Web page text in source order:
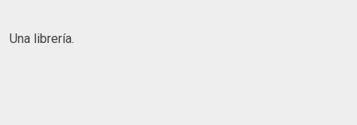
Una librería.